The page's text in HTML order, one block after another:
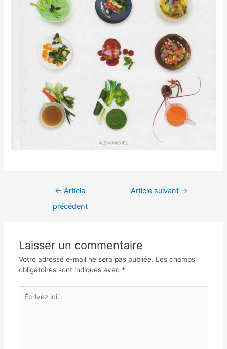
Navigation← Article
précédent
Article suivant →
Laisser un commentaire
Votre adresse e-mail ne sera pas publiée. Les champs
obligatoires sont indiqués avec *
Écrivez
ici…